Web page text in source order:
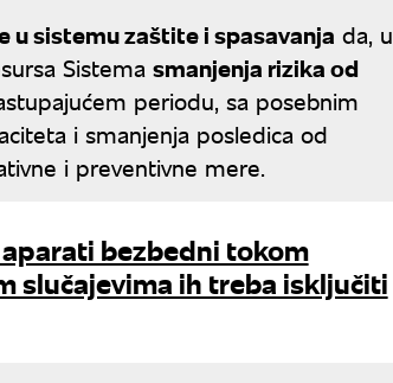
u sistemu zaštite i spasavanja da, u
Sistema smanjenja rizika od
periodu, sa posebnim
i smanjenja posledica od
i preventivne mere.
bezbedni tokom
slučajevima ih treba isključiti